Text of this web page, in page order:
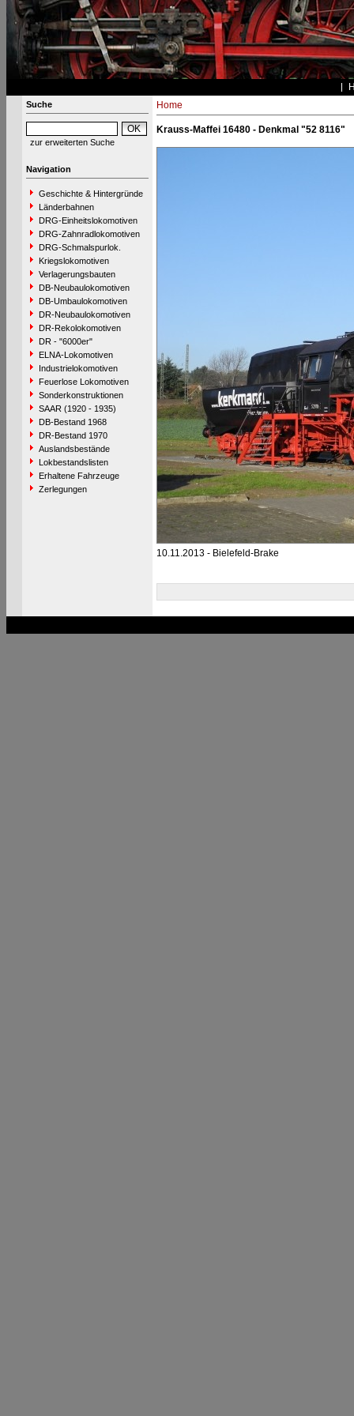
Suche
zur erweiterten Suche
Navigation
Geschichte & Hintergründe
Länderbahnen
DRG-Einheitslokomotiven
DRG-Zahnradlokomotiven
DRG-Schmalspurlok.
Kriegslokomotiven
Verlagerungsbauten
DB-Neubaulokomotiven
DB-Umbaulokomotiven
DR-Neubaulokomotiven
DR-Rekolokomotiven
DR - "6000er"
ELNA-Lokomotiven
Industrielokomotiven
Feuerlose Lokomotiven
Sonderkonstruktionen
SAAR (1920 - 1935)
DB-Bestand 1968
DR-Bestand 1970
Auslandsbestände
Lokbestandslisten
Erhaltene Fahrzeuge
Zerlegungen
Home
Krauss-Maffei 16480 - Denkmal "52 8116"
10.11.2013 - Bielefeld-Brake